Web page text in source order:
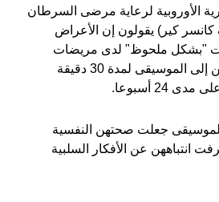
الأوروبية لرعاية مرضى السرطان
كانسر كير) يقولون إن الأعراض
"بشكل ملحوظ" لدى مريضات
بسرطان الثدي استمعن إلى الموسيقى لمدة 30 دقيقة
أسبوعا.
جعلت صحتهن النفسية
انتباههن عن الأفكار السلبية